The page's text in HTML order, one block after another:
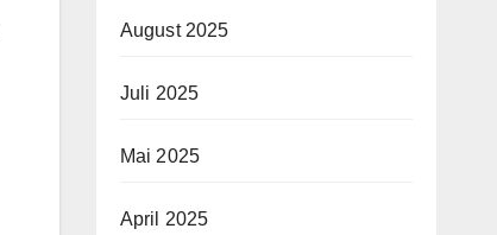
August 2025
Juli 2025
Mai 2025
April 2025